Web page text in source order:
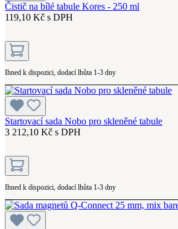
Čistič na bílé tabule Kores - 250 ml
119,10 Kč s DPH
Ihned k dispozici, dodací lhůta 1-3 dny
Startovací sada Nobo pro skleněné tabule
3 212,10 Kč s DPH
Ihned k dispozici, dodací lhůta 1-3 dny